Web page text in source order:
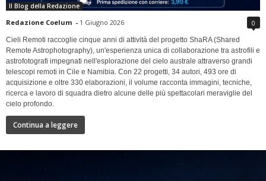
Il Blog della Redazione
Redazione Coelum - 1 Giugno 2026 0
Cieli Remoti raccoglie cinque anni di attività del progetto ShaRA (Shared
Remote Astrophotography), un'esperienza unica di collaborazione tra astrofili e
astrofotografi impegnati nell'esplorazione del cielo australe attraverso grandi
telescopi remoti in Cile e Namibia. Con 22 progetti, 34 autori, 493 ore di
acquisizione e oltre 330 elaborazioni, il volume racconta immagini, tecniche,
ricerca e lavoro di squadra dietro alcune delle più spettacolari meraviglie del
cielo profondo.
Continua a leggere